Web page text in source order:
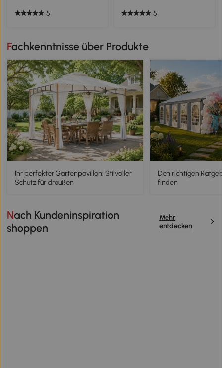
5 5
Fachkenntnisse über Produkte
Ihr perfekter Gartenpavillon: Stilvoller
Schutz für draußen
Den richtigen
finden
Nach Kundeninspiration
shoppen
Mehr
entdecken